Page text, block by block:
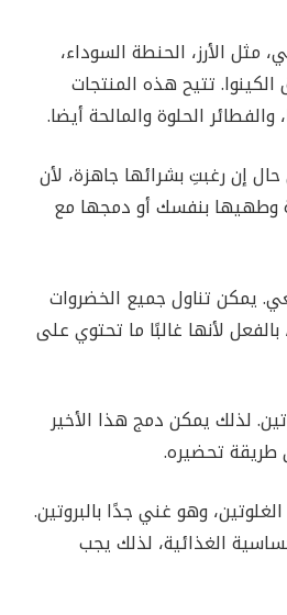
الأرز، الحنطة السوداء،
تتيح هذه المنتجات
الحلوة والمالحة أيضا.
إن رغبتِ بشرائها جاهزة، لأن
وطهيها بنفسك أو دمجها مع
يمكن تناول جميع الخضروات
لأنها غالبًا ما تحتوي على
لذلك يمكن دمج هذا الأخير
طريقة تحضيره.
وهو غني جدًا بالبروتين.
الغذائية، لذلك يجب